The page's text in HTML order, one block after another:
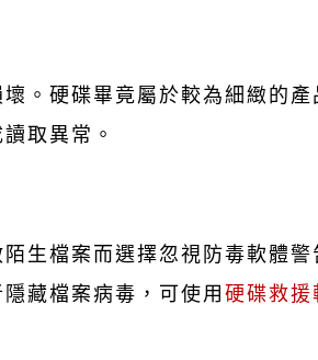
。硬碟畢竟屬於較為細緻的
取異常。
生檔案而選擇忽視防毒軟體
藏檔案病毒，可使用硬碟救援